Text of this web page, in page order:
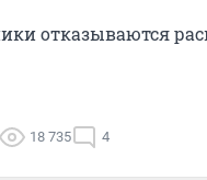
отказываются
18 735 4